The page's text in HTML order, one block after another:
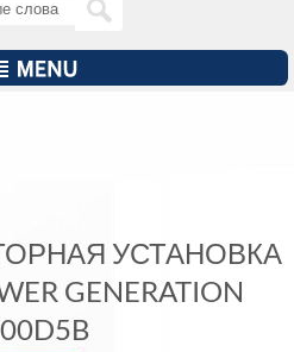
УСТАНОВКА
GENERATION